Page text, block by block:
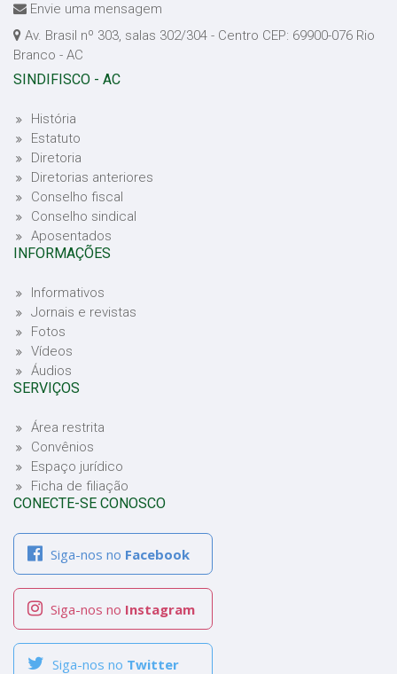
Envie uma mensagem
Av. Brasil nº 303, salas 302/304 - Centro CEP: 69900-076 Rio
Branco - AC
SINDIFISCO - AC
História
Estatuto
Diretoria
Diretorias anteriores
Conselho fiscal
Conselho sindical
Aposentados
INFORMAÇÕES
Informativos
Jornais e revistas
Fotos
Vídeos
Áudios
SERVIÇOS
Área restrita
Convênios
Espaço jurídico
Ficha de filiação
CONECTE-SE CONOSCO
Siga-nos no Facebook
Siga-nos no Instagram
Siga-nos no Twitter